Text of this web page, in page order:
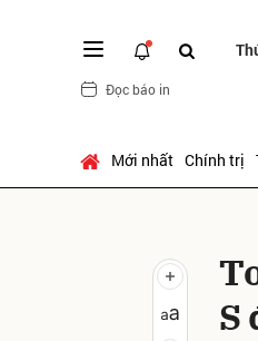
Đọc báo in
Mới nhất Chính trị
S